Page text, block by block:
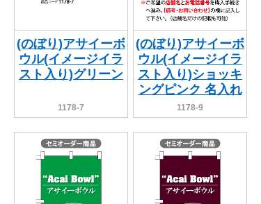
(のぼり)アサイーボ
ウル(イメージイラ
スト入り)グリーン
1178-7
(のぼり)アサイーボ
ウル(イメージイラ
スト入り)ショッキ
ングピンク 名入れ
1178-9